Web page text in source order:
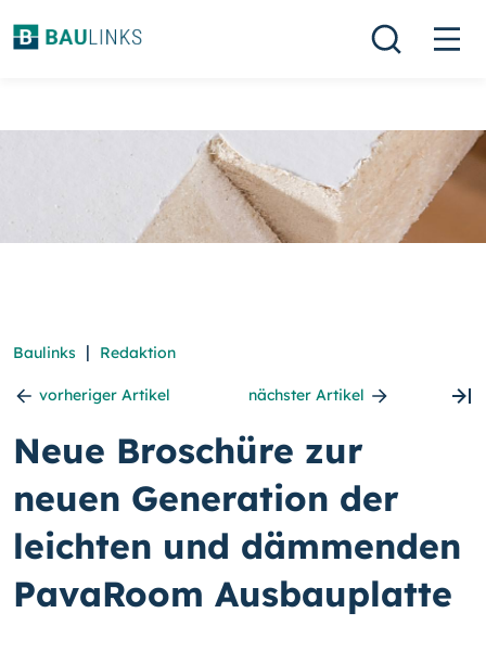
Baulinks | Redaktion
vorheriger Artikel nächster Artikel
Neue Broschüre zur
neuen Generation der
leichten und dämmenden
PavaRoom Ausbauplatte